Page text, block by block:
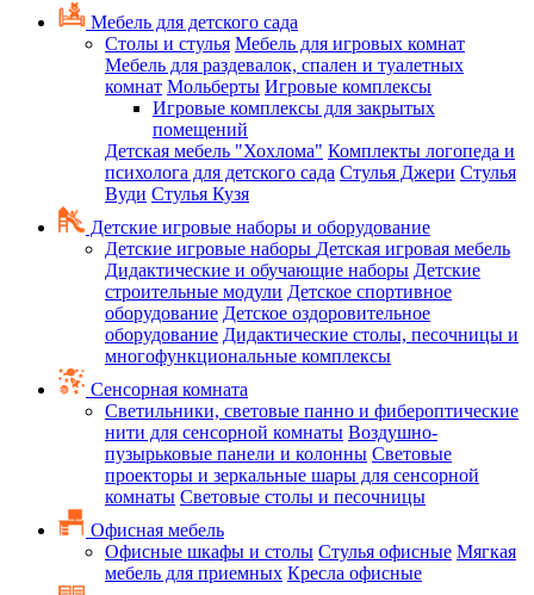
Мебель для детского сада
Столы и стулья Мебель для игровых комнат
Мебель для раздевалок, спален и туалетных
комнат Мольберты Игровые комплексы
Игровые комплексы для закрытых
помещений
Детская мебель "Хохлома" Комплекты логопеда и
психолога для детского сада Стулья Джери Стулья
Вуди Стулья Кузя
Детские игровые наборы и оборудование
Детские игровые наборы Детская игровая мебель
Дидактические и обучающие наборы Детские
строительные модули Детское спортивное
оборудование Детское оздоровительное
оборудование Дидактические столы, песочницы и
многофункциональные комплексы
Сенсорная комната
Светильники, световые панно и фибероптические
нити для сенсорной комнаты Воздушно-
пузырьковые панели и колонны Световые
проекторы и зеркальные шары для сенсорной
комнаты Световые столы и песочницы
Офисная мебель
Офисные шкафы и столы Стулья офисные Мягкая
мебель для приемных Кресла офисные